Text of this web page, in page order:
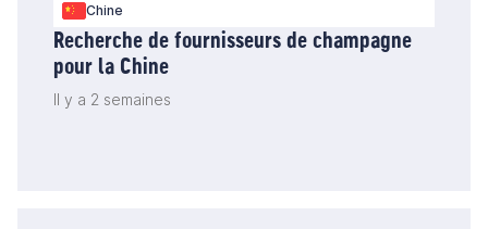
Chine
Recherche de fournisseurs de champagne
pour la Chine
Il y a 2 semaines